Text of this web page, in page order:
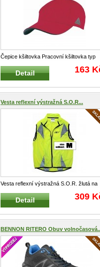
Čepice kšiltovka Pracovní kšiltovka typ
VERONA Vhodná pro práci i v
...
Detail 163
Vesta reflexní výstražná S.O.R...
Vesta reflexní výstražná S.O.R. žlutá na
zip Výstražná vesta vhodná p
...
Detail 309
BENNON RITERO Obuv